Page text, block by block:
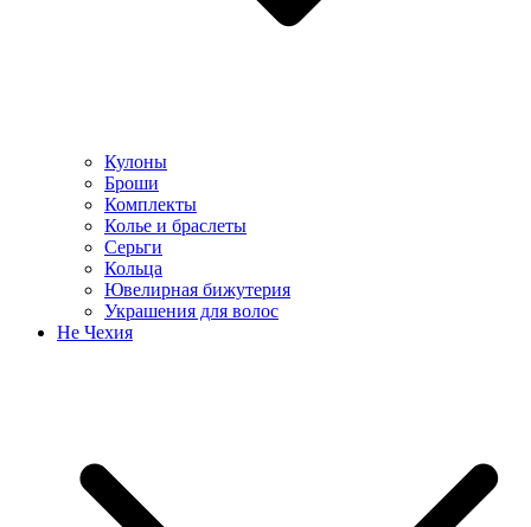
Кулоны
Броши
Комплекты
Колье и браслеты
Серьги
Кольца
Ювелирная бижутерия
Украшения для волос
Не Чехия